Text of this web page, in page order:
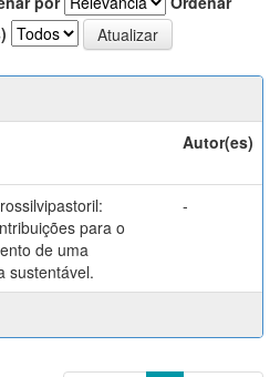
Autor(es)
para o
de uma
sustentável.
-